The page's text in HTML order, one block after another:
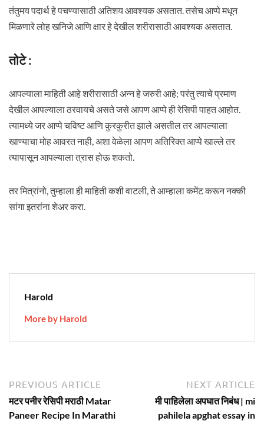
तंतुमय पदार्थ हे पचण्यासाठी अतिशय आवश्यक असतात. तसेच आप्पे मधून
मिळणारे लोह खनिजे आणि क्षार हे देखील शरीरासाठी आवश्यक असतात.
तोटे :
आपल्याला माहिती आहे शरीरासाठी अन्न हे जरुरी आहे; परंतु त्याचे प्रमाण
देखील आपल्याला ठरवायचे असते जसे आपण आप्पे ही रेसिपी पाहत आहोत.
त्यामध्ये जर आप्पे चविष्ट आणि कुरकुरीत झाले असतील तर आपल्याला
खाण्याचा मोह आवरत नाही, अशा वेळेला आपण अतिरिक्त आप्पे खाल्ले तर
त्यापासून आपल्याला त्रास होऊ शकतो.
तर मित्रांनो, तुम्हाला ही माहिती कशी वाटली, ते आम्हाला कमेंट करून नक्की
सांगा इतरांना शेअर करा.
Harold
More by Harold
Post
navigation
PREVIOUS ARTICLE
article:
मटर पनीर रेसिपी मराठी Matar
Paneer Recipe In Marathi
NEXT ARTICLE
मी पाहिलेला अपघात निबंध | mi
pahilela apghat essay in